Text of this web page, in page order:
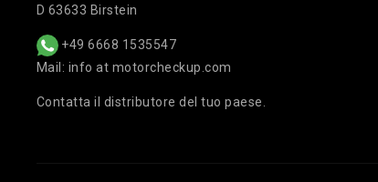
D 63633 Birstein
+49 6668 1535547
Mail: info at motorcheckup.com
Contatta il distributore del tuo paese.